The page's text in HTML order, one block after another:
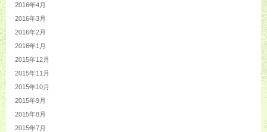
2016年4月
2016年3月
2016年2月
2016年1月
2015年12月
2015年11月
2015年10月
2015年9月
2015年8月
2015年7月